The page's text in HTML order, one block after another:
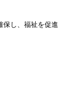
保し、福祉を促進